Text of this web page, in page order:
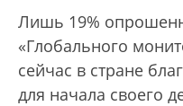
Лишь 19%
«Глобального
сейчас в стране
для начала своего